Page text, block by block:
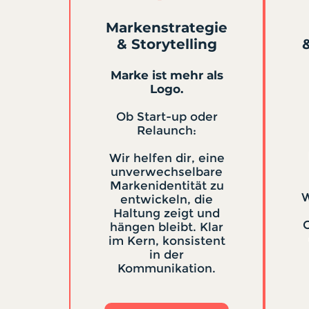
Markenstrategie
& Storytelling
Marke ist mehr als
Logo.
Ob Start-up oder
Relaunch:
Wir helfen dir, eine
unverwechselbare
Markenidentität zu
entwickeln, die
Haltung zeigt und
hängen bleibt. Klar
im Kern, konsistent
in der
Kommunikation.